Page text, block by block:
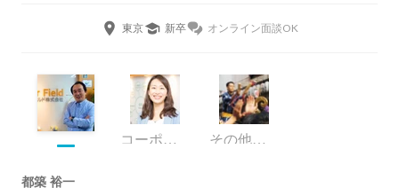
東京 新卒 オンライン面談OK
コーポレート・スタッフ その他デザイナー
都築 裕一